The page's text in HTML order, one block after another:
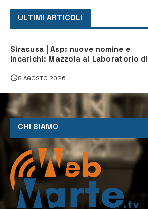
ULTIMI ARTICOLI
Siracusa | Asp: nuove nomine e
incarichi: Mazzola al Laboratorio di
Servizio Legale
8 AGOSTO 2026
CHI SIAMO